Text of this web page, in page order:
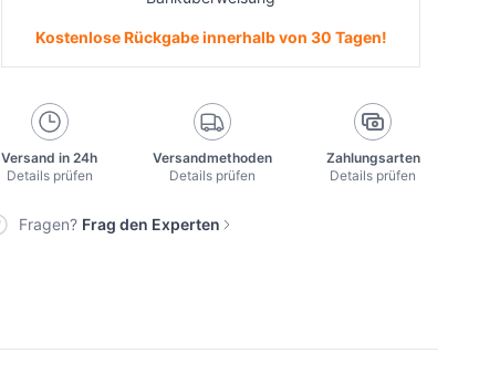
Kostenlose Rückgabe innerhalb von 30 Tagen!
Versand in 24h
Details prüfen
Versandmethoden
Details prüfen
Zahlungsarten
Details prüfen
Fragen? Frag den Experten